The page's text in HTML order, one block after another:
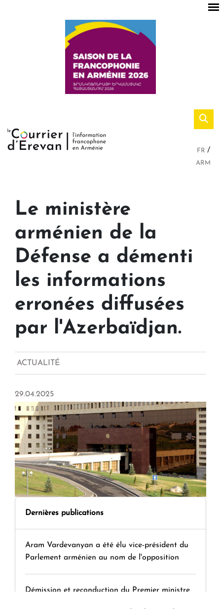
FR
ARM
Le ministère
arménien de la
Défense a démenti
les informations
erronées diffusées
par l'Azerbaïdjan.
ACTUALITÉ
29.04.2025
Dernières publications
Aram Vardevanyan a été élu vice-président du
Parlement arménien au nom de l'opposition
Démission et reconduction du Premier ministre